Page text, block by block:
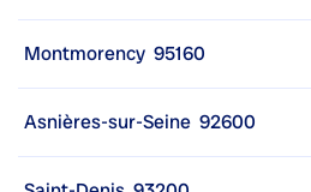
Montmorency 95160
Asnières-sur-Seine 92600